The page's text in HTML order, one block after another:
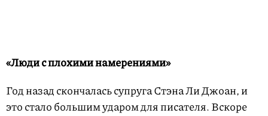
«Люди с плохими намерениями»
Год назад скончалась супруга Стэна Ли Джоан, и
это стало большим ударом для писателя. Вскоре